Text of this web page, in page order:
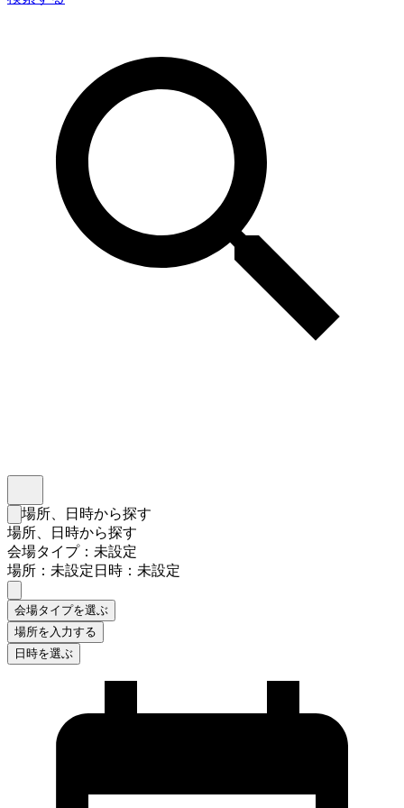
検索フォームを閉じる
場所、日時から探す
場所、日時から探す
会場タイプ：未設定
場所：未設定日時：未設定
会場タイプを選ぶ
場所を入力する
日時を選ぶ